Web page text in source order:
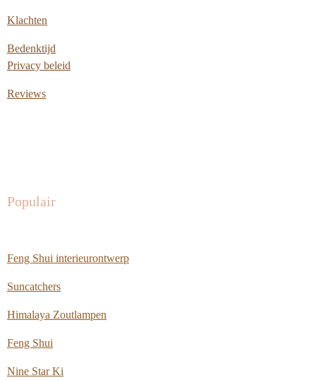
Klachten
Bedenktijd
Privacy beleid
Reviews
Populair
Feng Shui interieurontwerp
Suncatchers
Himalaya Zoutlampen
Feng Shui
Nine Star Ki